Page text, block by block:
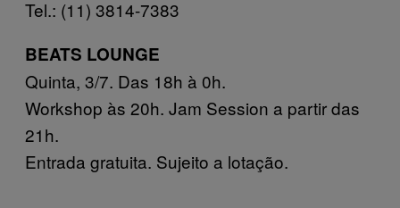
Tel.: (11) 3814-7383
BEATS LOUNGE
Quinta, 3/7. Das 18h à 0h.
Workshop às 20h. Jam Session a partir das
21h.
Entrada gratuita. Sujeito a lotação.